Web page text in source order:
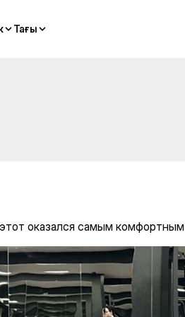
Тағы
Тағы самым
оказался самым